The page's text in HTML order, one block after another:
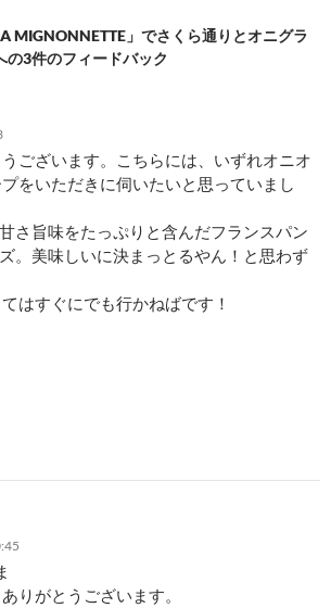
MIGNONNETTE」でさくら通りとオニグラ
の3件のフィードバック
ございます。こちらには、いずれオニオ
をいただきに伺いたいと思っていまし
さ旨味をたっぷりと含んだフランスパン
。美味しいに決まっとるやん！と思わず
はすぐにでも行かねばです！
りがとうございます。